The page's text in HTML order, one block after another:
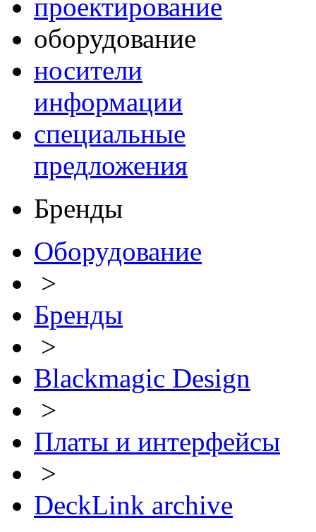
проектирование
оборудование
носители
информации
специальные
предложения
Бренды
Оборудование
>
Бренды
>
Blackmagic Design
>
Платы и интерфейсы
>
DeckLink archive